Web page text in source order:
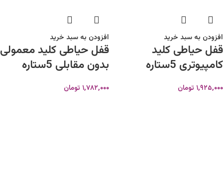
افزودن به سبد خرید
قفل حیاطی کلید
کامپیوتری 5ستاره
۱,۹۲۵,۰۰۰ تومان
افزودن به سبد خرید
قفل حیاطی کلید معمولی
بدون مقابلی 5ستاره
۱,۷۸۲,۰۰۰ تومان